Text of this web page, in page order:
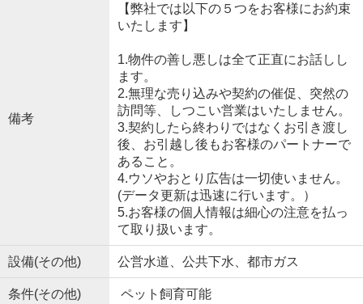
備考
【弊社では以下の５つをお客様にお約束
いたします】
1.物件の善し悪しは全て正直にお話しし
ます。
2.無理な売り込みや契約の催促、突然の
訪問等、しつこい営業はいたしません。
3.契約したら終わりではなくお引き渡し
後、お引越し後もお客様のパートナーで
あること。
4.ウソやおとり広告は一切使いません。
(データ更新は迅速に行います。）
5.お客様の個人情報は細心の注意を払っ
て取り扱います。
設備(その他) 公営水道、公共下水、都市ガス
条件(その他) ペット飼育可能